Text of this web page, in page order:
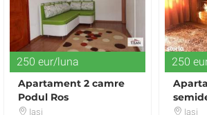
250 eur/luna
Apartament 2 camre
Podul Ros
Iasi
250
Iasi